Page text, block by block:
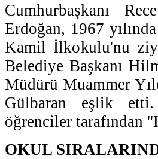
Cumhurbaşkanı
Erdoğan, 1967
Kamil İlkokulu'nu
Belediye Başkanı
Müdürü Muammer
Gülbaran eşlik
öğrenciler tarafından
OKUL